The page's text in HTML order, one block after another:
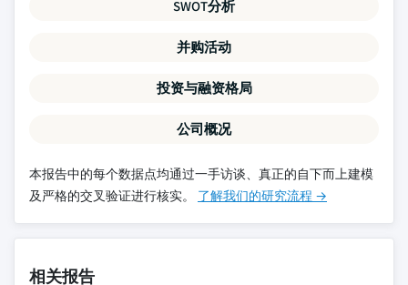
SWOT分析
并购活动
投资与融资格局
公司概况
本报告中的每个数据点均通过一手访谈、真正的自下而上建模
及严格的交叉验证进行核实。 了解我们的研究流程 →
相关报告